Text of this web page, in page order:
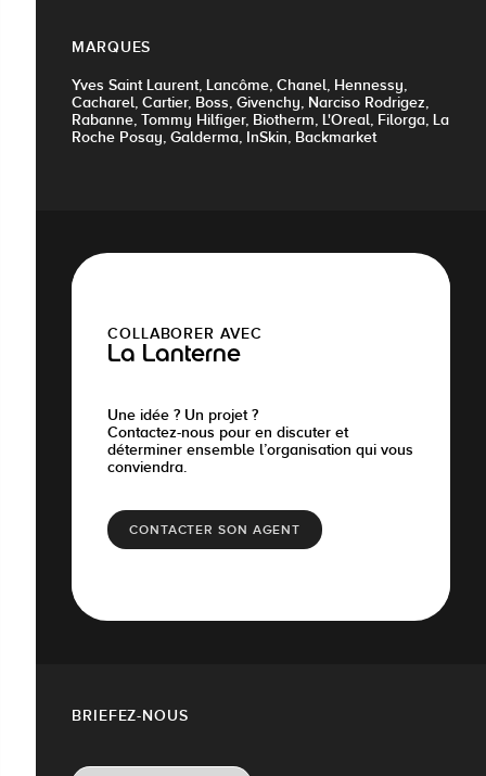
MARQUES
Yves Saint Laurent, Lancôme, Chanel, Hennessy,
Cacharel, Cartier, Boss, Givenchy, Narciso Rodrigez,
Rabanne, Tommy Hilfiger, Biotherm, L'Oreal, Filorga, La
Roche Posay, Galderma, InSkin, Backmarket
COLLABORER AVEC
La Lanterne
Une idée ? Un projet ?
Contactez-nous pour en discuter et
déterminer ensemble l’organisation qui vous
conviendra.
CONTACTER SON AGENT
BRIEFEZ-NOUS